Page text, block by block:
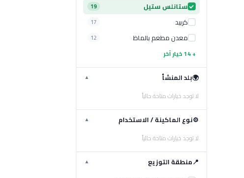
ستانلس ستيل 19
كربيد 17
معدن مطعم بالماظ 12
+ 14 خيار آخر
🌍بلد المنشأ ▼
لا توجد خيارات متاحة حالياً
⚙️نوع الماكينة / الاستخدام ▼
لا توجد خيارات متاحة حالياً
📍منطقة التوزيع ▼